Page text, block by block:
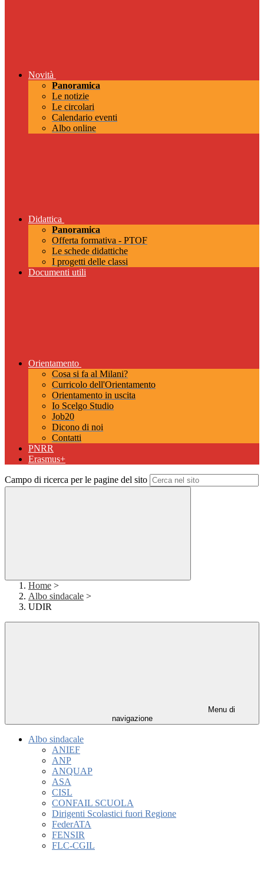
Novità
Panoramica
Le notizie
Le circolari
Calendario eventi
Albo online
Didattica
Panoramica
Offerta formativa - PTOF
Le schede didattiche
I progetti delle classi
Documenti utili
Orientamento
Cosa si fa al Milani?
Curricolo dell'Orientamento
Orientamento in uscita
Io Scelgo Studio
Job20
Dicono di noi
Contatti
PNRR
Erasmus+
Campo di ricerca per le pagine del sito
Home >
Albo sindacale >
UDIR
Menu di
navigazione
Albo sindacale
ANIEF
ANP
ANQUAP
ASA
CISL
CONFAIL SCUOLA
Dirigenti Scolastici fuori Regione
FederATA
FENSIR
FLC-CGIL